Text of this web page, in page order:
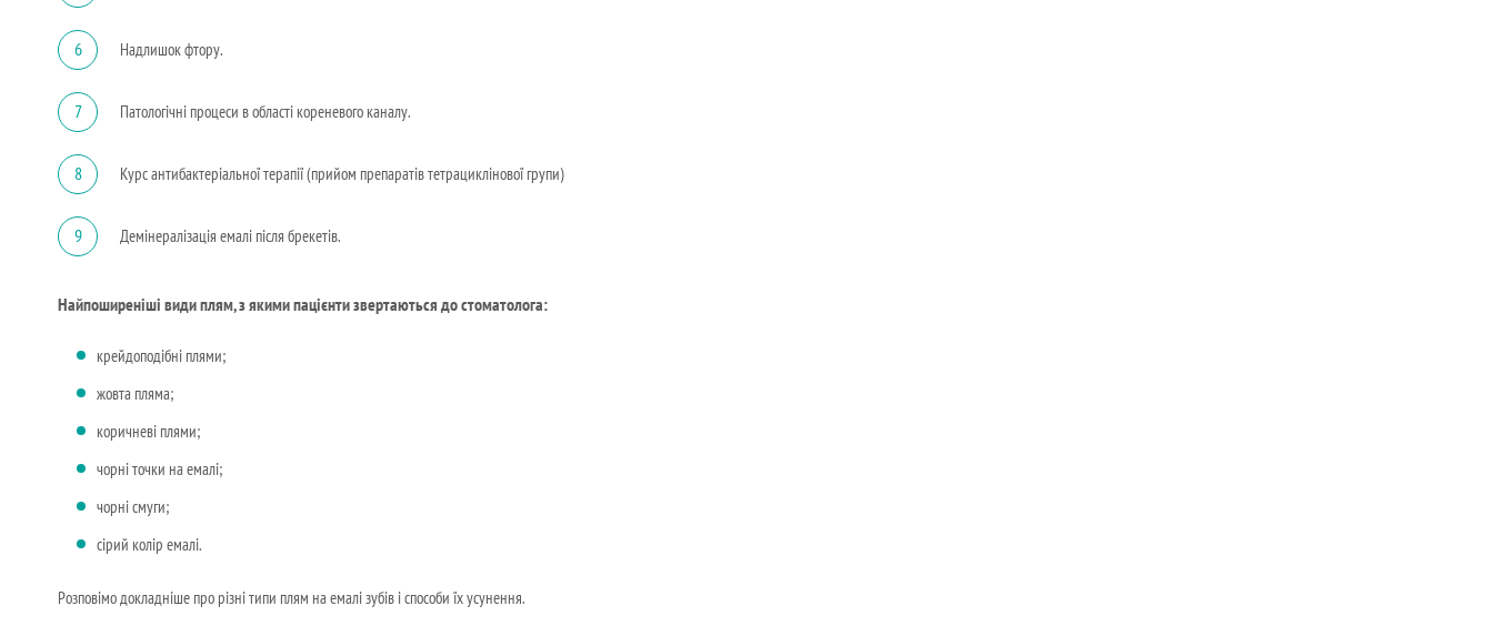
6 Надлишок фтору.
7 Патологічні процеси в області кореневого каналу.
8 Курс антибактеріальної терапії (прийом препаратів тетрациклінової групи)
9 Демінералізація емалі після брекетів.
Найпоширеніші види плям, з якими пацієнти звертаються до стоматолога:
крейдоподібні плями;
жовта пляма;
коричневі плями;
чорні точки на емалі;
чорні смуги;
сірий колір емалі.
Розповімо докладніше про різні типи плям на емалі зубів і способи їх усунення.